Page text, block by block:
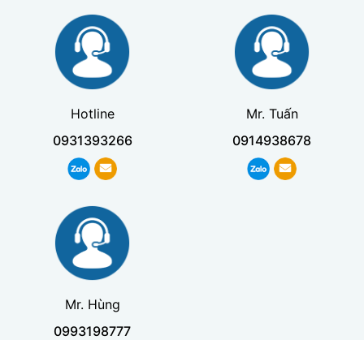
Hotline
0931393266
Mr. Tuấn
0914938678
Mr. Hùng
0993198777